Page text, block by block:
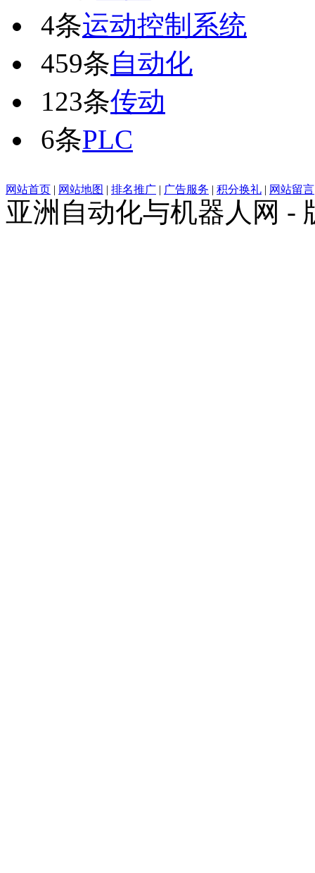
4条运动控制系统
459条自动化
123条传动
6条PLC
网站首页 | 网站地图 | 排名推广 | 广告服务 | 积分换礼 | 网站留言
亚洲自动化与机器人网 -